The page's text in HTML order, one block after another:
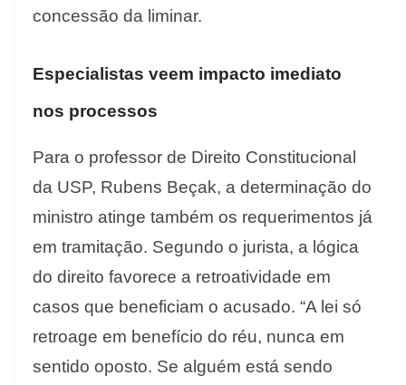
concessão da liminar.
Especialistas veem impacto imediato
nos processos
Para o professor de Direito Constitucional
da USP, Rubens Beçak, a determinação do
ministro atinge também os requerimentos já
em tramitação. Segundo o jurista, a lógica
do direito favorece a retroatividade em
casos que beneficiam o acusado. “A lei só
retroage em benefício do réu, nunca em
sentido oposto. Se alguém está sendo